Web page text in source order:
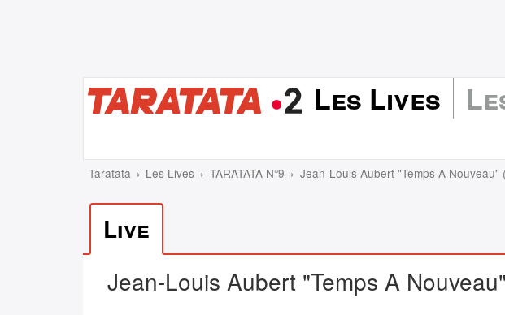
Les Lives
Taratata Les Lives TARATATA N°9 Jean-Louis Aubert "Temps A Nouveau"
Live
Jean-Louis Aubert "Temps A